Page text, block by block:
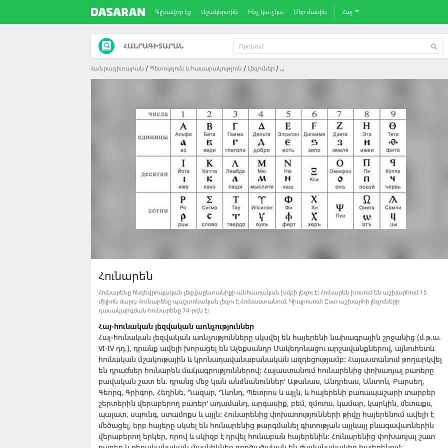
Գլխավոր էջ Աշակերտին Ինչ կա-չկա Մեր մասին Հայ
ՀԱՆՐԱԳԻՏԱՐԱՆ
Հանրագիտարան Պետություն և հասարակություն Լեզուներ ...
Հունարեն
Հունարենը հնդեվրոպական լեզվաընտանիքի անհատական խմբի լեզու է։ Հունարեն խոսում են աշխարհում 15
միլիոն մարդ։ Հունարենը պաշտոնական լեզու է Հունաստանում, Կիպրոսում։ Ըստ աշխարհի լեզուների
դասակարգման հունարենը 74-րդն է։
Հայ-հունական լեզվական առնչություններ
Հայ-հունական լեզվական առնչությունները սկսվել են հայերենի նախագրային շրջանից (մ.թ.ա.
VI-IV դդ.), դրանք ավելի խորացել են Ալեքսանդր Մակեդոնացու արշավանքներով, այնուհետև
հունական մշակութային և կրոնադավանաբանական ազդեցությամբ։ Հայաստանում թողարկվել
են դրամներ հունարեն մակագրություններով։ Հայաստանում հունարենից փոխառյալ բառերը
բավական շատ են. դրանց մեջ կան անձնանուններ՝ Աթանաս, Անդրեաս, Անտոն, Բարսեղ,
Գեորգ, Գրիգոր, Հեղինե, Ղազար, Ղևոնդ, Պետրոս և այլն, և հայերենի բառապաշարի տարբեր
շերտերին վերաբերող բառեր՝ ադամանդ, արգասիք, բեմ, զմուռս, կամար, կարկին, մետաքս,
պալատ, սպունգ, ստամոքս և այլն։ Հունարենից փոխառությունների թիվը հայերենում ավելի է
մեծացել, երբ հայերը սկսել են հունարենից թարգմանել գիտության այլևայլ բնագավառներին
վերաբերող երկեր, որով և սկիզբ է դրվել հունաբան հայերենին։ Հունարենից փոխառյալ շատ